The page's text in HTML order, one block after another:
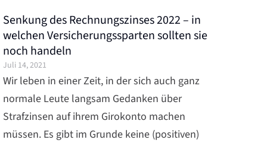
Senkung des Rechnungszinses 2022 – in
welchen Versicherungssparten sollten sie
noch handeln
Juli 14, 2021
Wir leben in einer Zeit, in der sich auch ganz
normale Leute langsam Gedanken über
Strafzinsen auf ihrem Girokonto machen
müssen. Es gibt im Grunde keine (positiven)